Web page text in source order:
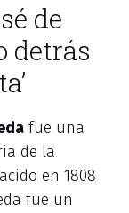
de
detrás
fue una
de la
en 1808
fue un